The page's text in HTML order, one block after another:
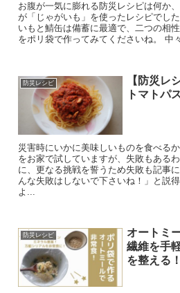
お腹が一気に膨れる防災レシピは何か
が「じゃがいも」を使ったレシピでし
いもと鯖缶は備蓄に最適で、二つの相
をポリ袋で作ってみてくださいね。 中
防災レシピ
【防災レ
トマトパ
災害時にいかに美味しいものを食べる
をお家で試していますが、失敗もある
に、更なる挑戦を誓うため失敗も記事
んな失敗はしないで下さいね！」と説
よ...
防災レシピ
オートミ
繊維を手
を整える！